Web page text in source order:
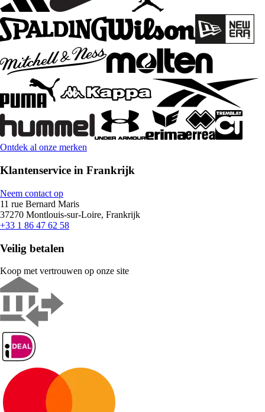
Ontdek al onze merken
Klantenservice in Frankrijk
Neem contact op
11 rue Bernard Maris
37270 Montlouis-sur-Loire, Frankrijk
+33 1 86 47 62 58
Veilig betalen
Koop met vertrouwen op onze site